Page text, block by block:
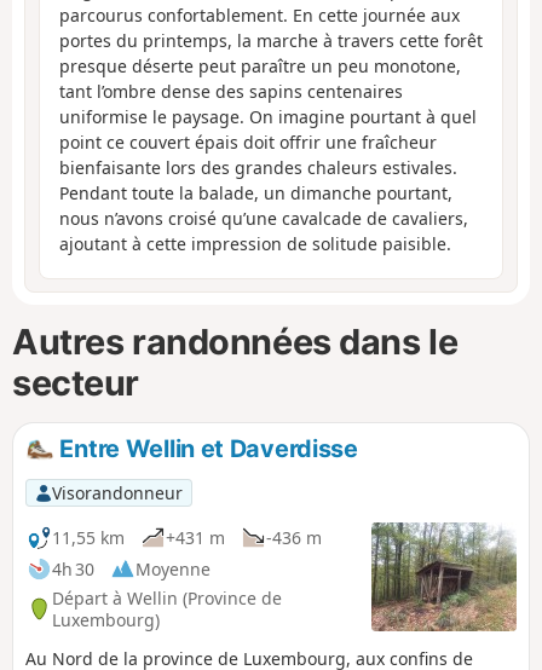
parcourus confortablement. En cette journée aux
portes du printemps, la marche à travers cette forêt
presque déserte peut paraître un peu monotone,
tant l’ombre dense des sapins centenaires
uniformise le paysage. On imagine pourtant à quel
point ce couvert épais doit offrir une fraîcheur
bienfaisante lors des grandes chaleurs estivales.
Pendant toute la balade, un dimanche pourtant,
nous n’avons croisé qu’une cavalcade de cavaliers,
ajoutant à cette impression de solitude paisible.
Autres randonnées dans le
secteur
Entre Wellin et Daverdisse
Visorandonneur
11,55 km
+431 m
-436 m
4h 30
Moyenne
Départ à Wellin (Province de
Luxembourg)
Au Nord de la province de Luxembourg, aux confins de